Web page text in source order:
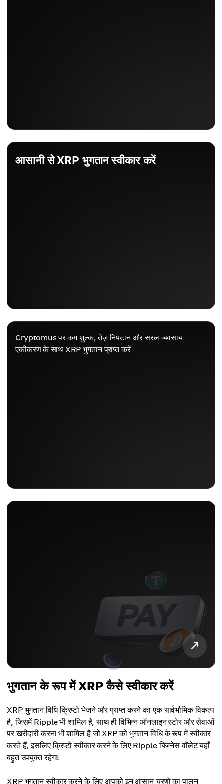
आसानी से XRP भुगतान स्वीकार करें
Cryptomus पर कम शुल्क, तेज़ निपटान और सरल व्यवसाय
एकीकरण के साथ XRP भुगतान प्राप्त करें।
भुगतान के रूप में XRP कैसे स्वीकार करें
XRP भुगतान विधि क्रिप्टो भेजने और प्राप्त करने का एक सार्वभौमिक विकल्प
है, जिसमें Ripple भी शामिल है, साथ ही विभिन्न ऑनलाइन स्टोर और सेवाओं
पर खरीदारी करना भी शामिल है जो XRP को भुगतान विधि के रूप में स्वीकार
करते हैं, इसलिए क्रिप्टो स्वीकार करने के लिए Ripple बिज़नेस वॉलेट यहाँ
बहुत उपयुक्त रहेगा!
XRP भुगतान स्वीकार करने के लिए आपको इन आसान चरणों का पालन